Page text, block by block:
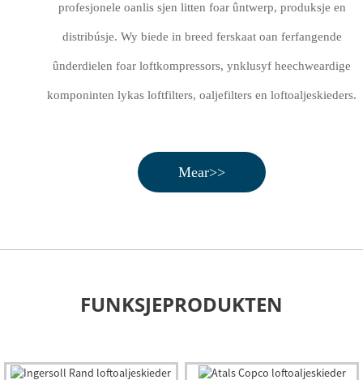
profesjonele oanlis sjen litten foar ûntwerp, produksje en
distribúsje. Wy biede in breed ferskaat oan ferfangende
ûnderdielen foar loftkompressors, ynklusyf heechweardige
komponinten lykas loftfilters, oaljefilters en loftoaljeskieders.
Mear>>
FUNKSJEPRODUKTEN